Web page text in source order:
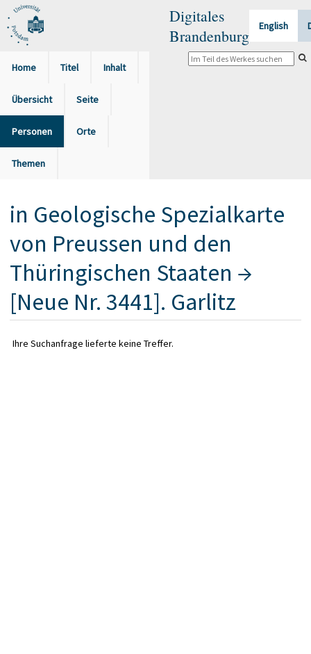
Digitales
Brandenburg
English
Home Titel Inhalt
Übersicht Seite
Personen Orte
Themen
in Geologische Spezialkarte
von Preussen und den
Thüringischen Staaten →
[Neue Nr. 3441]. Garlitz
Ihre Suchanfrage lieferte keine Treffer.